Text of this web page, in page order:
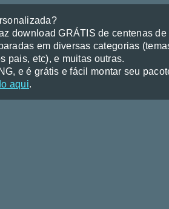
download GRÁTIS de centenas
em diversas categorias
pais, etc), e muitas outras.
e é grátis e fácil montar seu
aqui.